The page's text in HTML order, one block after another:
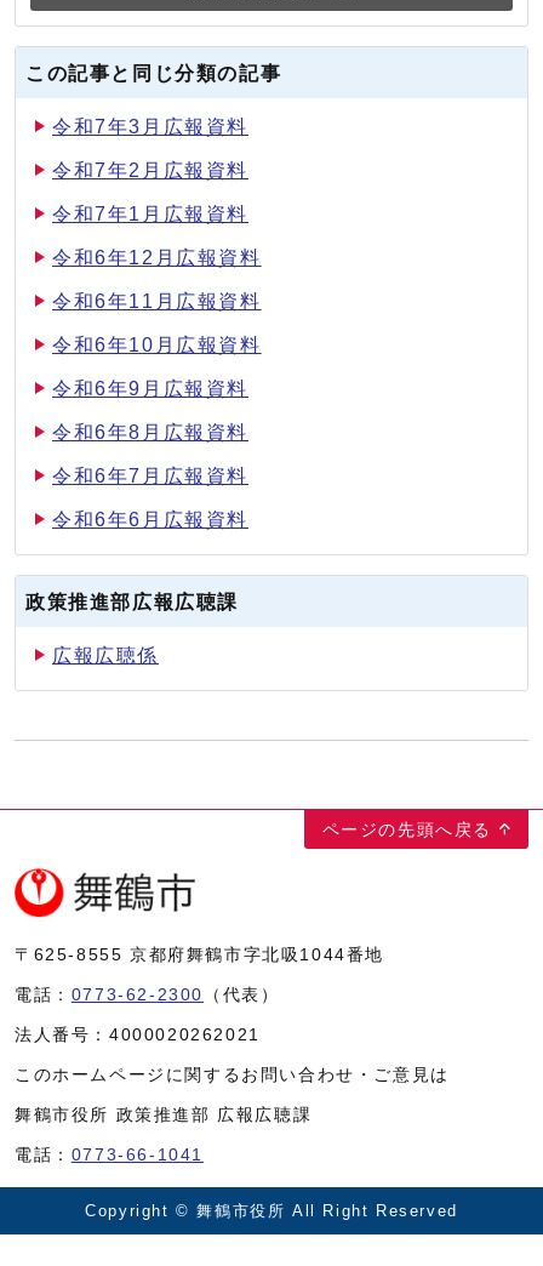
この記事と同じ分類の記事
令和7年3月広報資料
令和7年2月広報資料
令和7年1月広報資料
令和6年12月広報資料
令和6年11月広報資料
令和6年10月広報資料
令和6年9月広報資料
令和6年8月広報資料
令和6年7月広報資料
令和6年6月広報資料
政策推進部広報広聴課
広報広聴係
ページの先頭へ戻る
〒625-8555 京都府舞鶴市字北吸1044番地
電話： 0773-62-2300 （代表）
法人番号： 4000020262021
このホームページに関するお問い合わせ・ご意見は
舞鶴市役所 政策推進部 広報広聴課
電話： 0773-66-1041
Copyright © 舞鶴市役所 All Right Reserved